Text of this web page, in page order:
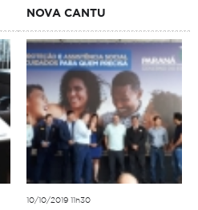
NOVA CANTU
10/10/2019 11h30